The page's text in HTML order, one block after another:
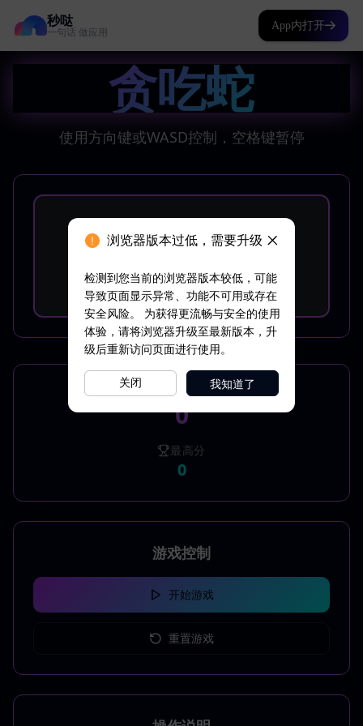
秒哒
一句话 做应用
App内打开
浏览器版本过低，需要升级
检测到您当前的浏览器版本较低，可能
导致页面显示异常、功能不可用或存在
安全风险。 为获得更流畅与安全的使用
体验，请将浏览器升级至最新版本，升
级后重新访问页面进行使用。
关闭 我知道了